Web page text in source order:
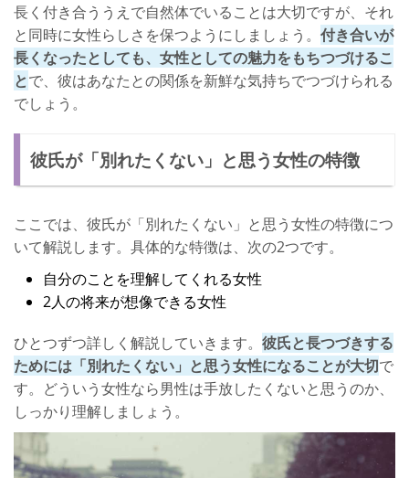
長く付き合ううえで自然体でいることは大切ですが、それ
と同時に女性らしさを保つようにしましょう。 付き合いが
長くなったとしても、女性としての魅力をもちつづけるこ
とで、彼はあなたとの関係を新鮮な気持ちでつづけられる
でしょう。
彼氏が「別れたくない」と思う女性の特徴
ここでは、彼氏が「別れたくない」と思う女性の特徴につ
いて解説します。具体的な特徴は、次の2つです。
自分のことを理解してくれる女性
2人の将来が想像できる女性
ひとつずつ詳しく解説していきます。 彼氏と長つづきする
ためには「別れたくない」と思う女性になることが大切で
す。どういう女性なら男性は手放したくないと思うのか、
しっかり理解しましょう。